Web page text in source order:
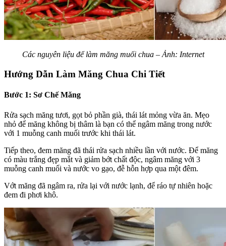
Các nguyên liệu để làm măng muối chua – Ảnh: Internet
Hướng Dẫn Làm Măng Chua Chi Tiết
Bước 1: Sơ Chế Măng
Rửa sạch măng tươi, gọt bỏ phần già, thái lát mỏng vừa ăn. Mẹo
nhỏ để măng không bị thâm là bạn có thể ngâm măng trong nước
với 1 muỗng canh muối trước khi thái lát.
Tiếp theo, đem măng đã thái rửa sạch nhiều lần với nước. Để măng
có màu trắng đẹp mắt và giảm bớt chất độc, ngâm măng với 3
muỗng canh muối và nước vo gạo, đễ hỗn hợp qua một đêm.
Vớt măng đã ngâm ra, rửa lại với nước lạnh, để ráo tự nhiên hoặc
đem đi phơi khô.